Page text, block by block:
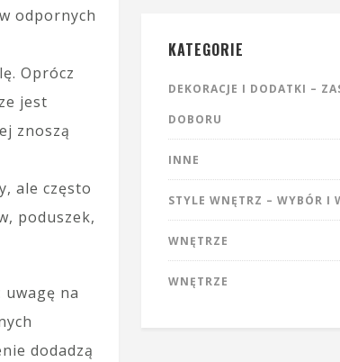
odpornych
Oprócz
jest
znoszą
ale często
poduszek,
na
dodadzą
KATEGORIE
DEKORACJE I DODATKI –
DOBORU
INNE
STYLE WNĘTRZ – WYBÓR I
WNĘTRZE
WNĘTRZE